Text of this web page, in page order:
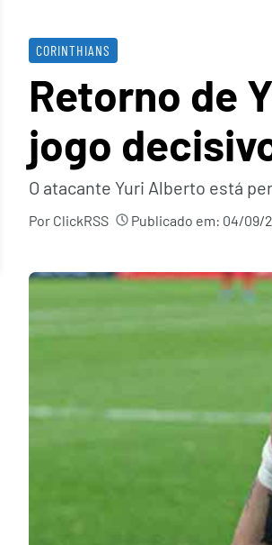
CORINTHIANS
Retorno de
jogo
O atacante Yuri Alberto está
Por ClickRSS Publicado em: 04/09/